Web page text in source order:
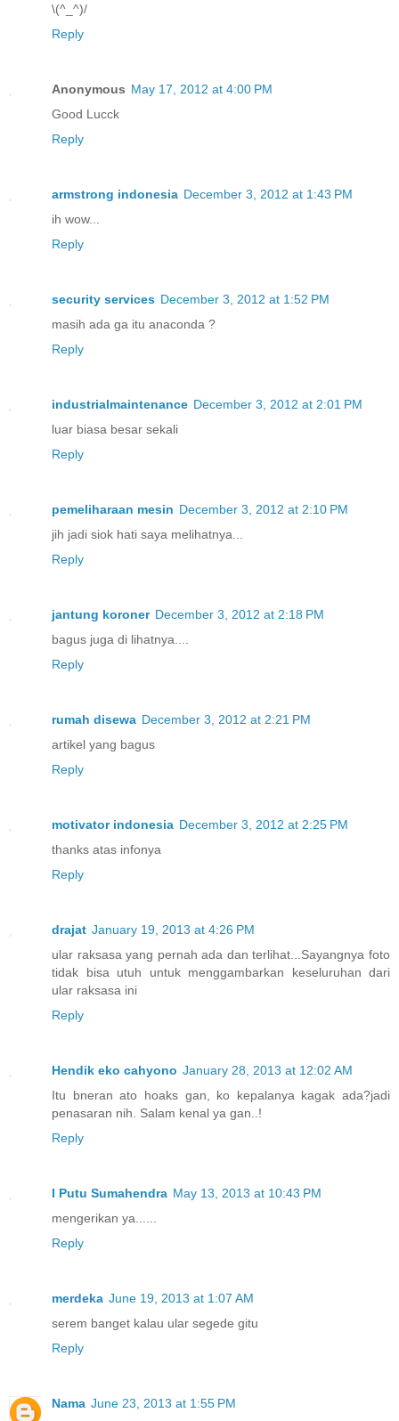
\(^_^)/
Reply
Anonymous May 17, 2012 at 4:00 PM
Good Lucck
Reply
armstrong indonesia December 3, 2012 at 1:43 PM
ih wow...
Reply
security services December 3, 2012 at 1:52 PM
masih ada ga itu anaconda ?
Reply
industrialmaintenance December 3, 2012 at 2:01 PM
luar biasa besar sekali
Reply
pemeliharaan mesin December 3, 2012 at 2:10 PM
jih jadi siok hati saya melihatnya...
Reply
jantung koroner December 3, 2012 at 2:18 PM
bagus juga di lihatnya....
Reply
rumah disewa December 3, 2012 at 2:21 PM
artikel yang bagus
Reply
motivator indonesia December 3, 2012 at 2:25 PM
thanks atas infonya
Reply
drajat January 19, 2013 at 4:26 PM
ular raksasa yang pernah ada dan terlihat...Sayangnya foto
tidak bisa utuh untuk menggambarkan keseluruhan dari
ular raksasa ini
Reply
Hendik eko cahyono January 28, 2013 at 12:02 AM
Itu bneran ato hoaks gan, ko kepalanya kagak ada?jadi
penasaran nih. Salam kenal ya gan..!
Reply
I Putu Sumahendra May 13, 2013 at 10:43 PM
mengerikan ya......
Reply
merdeka June 19, 2013 at 1:07 AM
serem banget kalau ular segede gitu
Reply
Nama June 23, 2013 at 1:55 PM